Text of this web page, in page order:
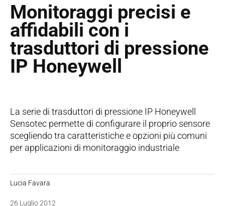
Monitoraggi precisi e
affidabili con i
trasduttori di pressione
IP Honeywell
La serie di trasduttori di pressione IP Honeywell
Sensotec permette di configurare il proprio sensore
scegliendo tra caratteristiche e opzioni più comuni
per applicazioni di monitoraggio industriale
Lucia Favara
26 Luglio 2012